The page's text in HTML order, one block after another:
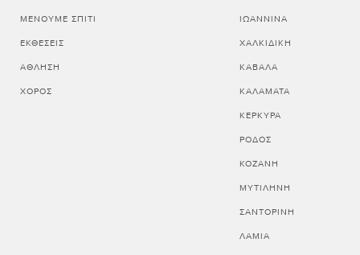
ΜΈΝΟΥΜΕ ΣΠΊΤΙ
ΕΚΘΈΣΕΙΣ
ΆΘΛΗΣΗ
ΧΟΡΌΣ
ΙΩΑΝΝΙΝΑ
ΧΑΛΚΙΔΙΚΗ
ΚΑΒΑΛΑ
ΚΑΛΑΜΑΤΑ
ΚΕΡΚΥΡΑ
ΡΟΔΟΣ
ΚΟΖΑΝΗ
ΜΥΤΙΛΗΝΗ
ΣΑΝΤΟΡΙΝΗ
ΛΑΜΙΑ